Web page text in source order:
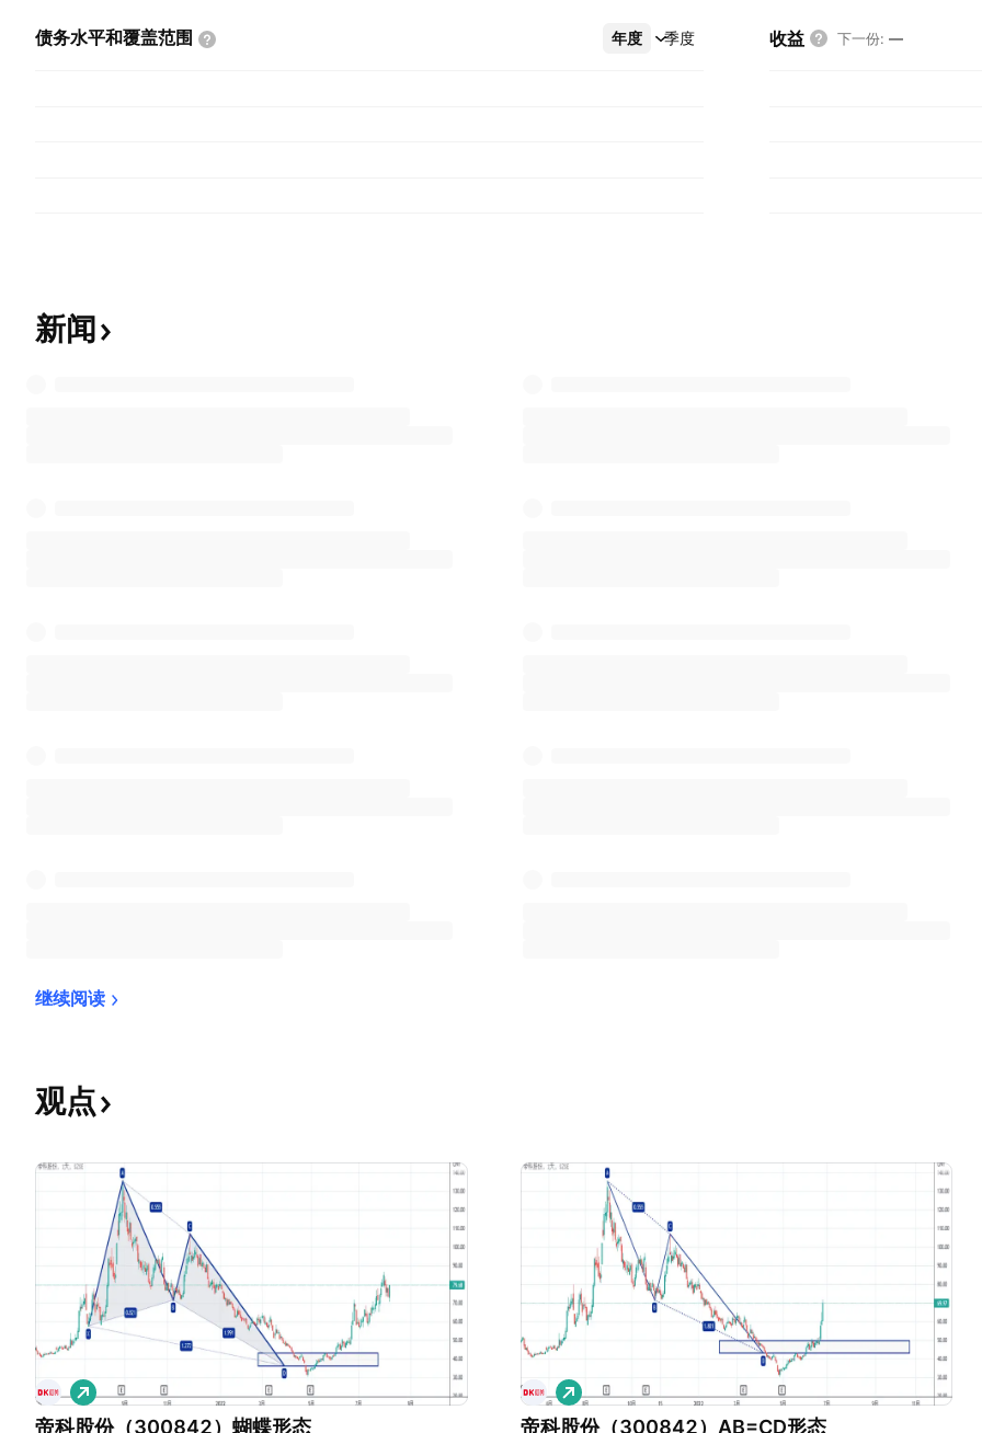
债务水平和覆盖范围 年度 季度
更多 收益 下一份: —
新闻
继续阅读
观点
帝科股份（300842）蝴蝶形态
做
多
帝科股份（300842）AB=CD形态
做
多